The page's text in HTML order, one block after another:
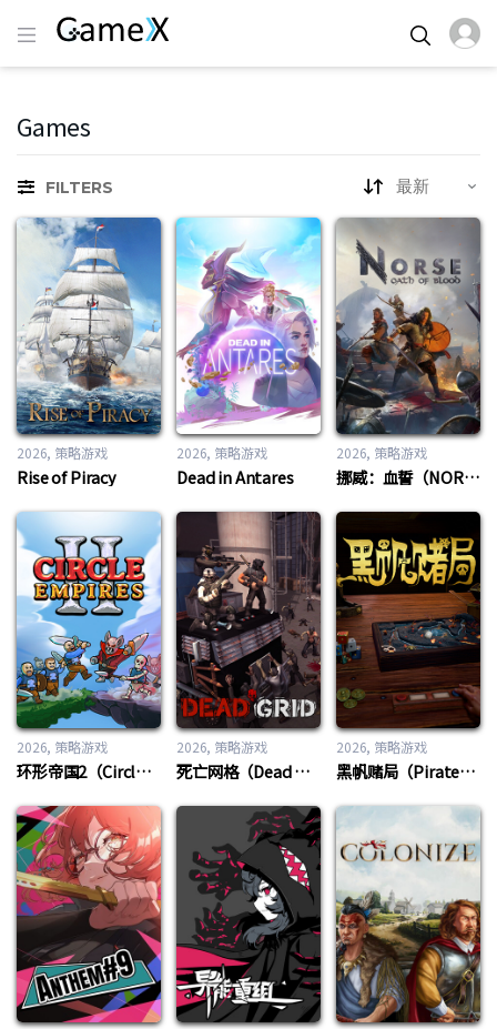
Games
FILTERS
2026 策略游戏
Rise of Piracy
2026 策略游戏
Dead in Antares
2026 策略游戏
挪威：血誓（NORSE: Oath of Blood）
2026 策略游戏
环形帝国2（Circle Empires 2）
2026 策略游戏
死亡网格（Dead Grid）
2026 策略游戏
黑帆赌局（Pirate’s Gambit）